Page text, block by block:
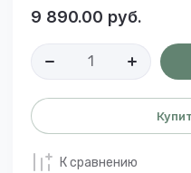
9 890.00 руб.
К сравнению